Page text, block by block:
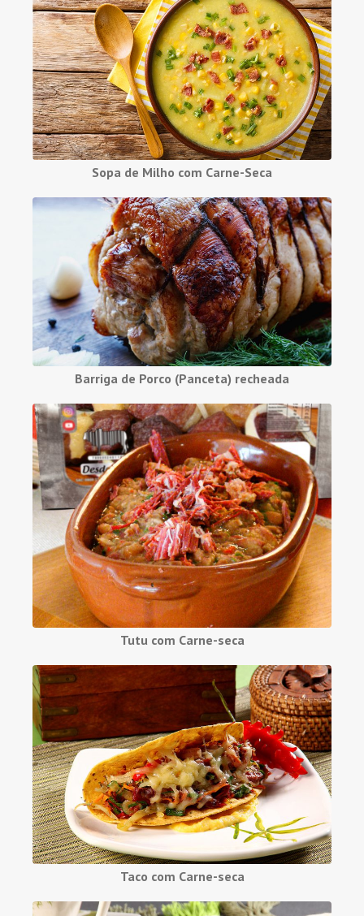
Sopa de Milho com Carne-Seca
Barriga de Porco (Panceta) recheada
Tutu com Carne-seca
Taco com Carne-seca